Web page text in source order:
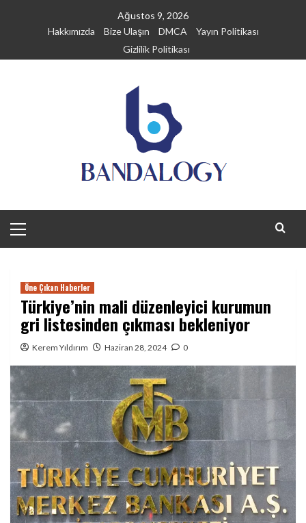
Ağustos 9, 2026
Hakkımızda
Bize Ulaşın DMCA
Yayın Politikası
Gizlilik Politikası
Menu
Öne Çıkan Haberler
Türkiye’nin mali düzenleyici kurumun
gri listesinden çıkması bekleniyor
Kerem Yıldırım Haziran 28, 2024 0